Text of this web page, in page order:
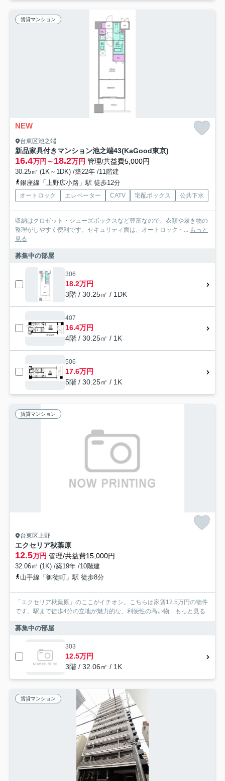
賃貸マンション
NEW
台東区池之端
新品家具付きマンション池之端43(KaGood東京)
16.4万円～18.2万円 管理/共益費5,000円
30.25㎡ (1K～1DK) /築22年 /11階建
銀座線「上野広小路」駅 徒歩12分
オートロック エレベーター CATV 宅配ボックス 公共下水
収納はクロゼット・シューズボックスなど豊富なので、衣類や履き物の
整理がしやすく便利です。セキュリティ面は、オートロック・...
もっと
見る
募集中の部屋
306
18.2万円
3階 / 30.25㎡ / 1DK
407
16.4万円
4階 / 30.25㎡ / 1K
506
17.6万円
5階 / 30.25㎡ / 1K
賃貸マンション
台東区上野
エクセリア秋葉原
12.5万円 管理/共益費15,000円
32.06㎡ (1K) /築19年 /10階建
山手線「御徒町」駅 徒歩8分
「エクセリア秋葉原」のここがイチオシ。こちらは家賃12.5万円の物件
です。駅まで徒歩4分の立地が魅力的な、利便性の高い物... もっと見る
募集中の部屋
303
12.5万円
3階 / 32.06㎡ / 1K
賃貸マンション